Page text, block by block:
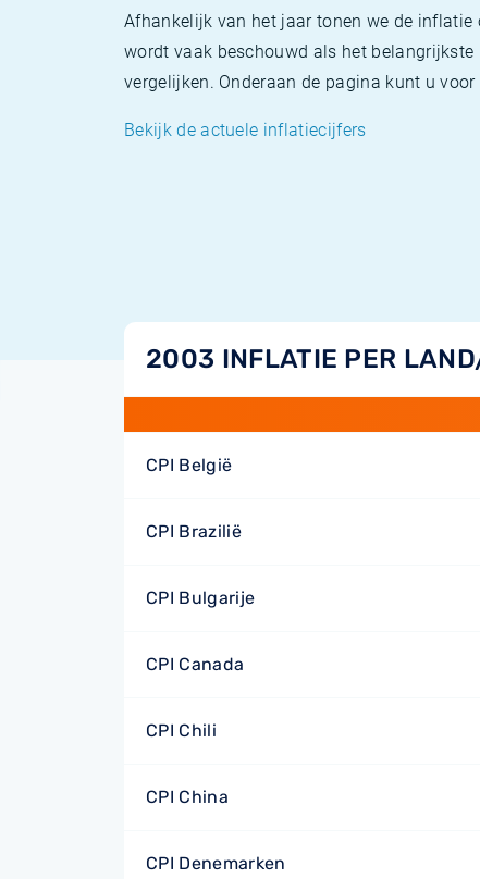
Afhankelijk van het jaar tonen we de inflatie
wordt vaak beschouwd als het
vergelijken. Onderaan de pagina kunt u
Bekijk de actuele inflatiecijfers
2003 INFLATIE PER
CPI België
CPI Brazilië
CPI Bulgarije
CPI Canada
CPI Chili
CPI China
CPI Denemarken